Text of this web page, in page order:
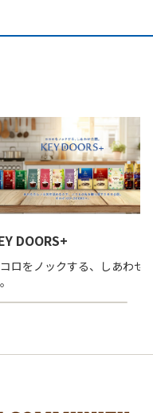
DOORS+
ロをノックする、しあわせ